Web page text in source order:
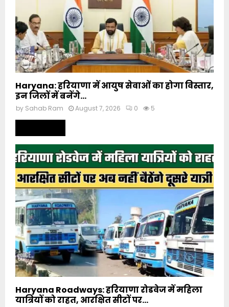
Haryana: हरियाणा में आयुष सेवाओं का होगा विस्तार,
इन जिलों में बनेंगे...
by Sahab Ram August 7, 2026 0 5
Haryana Roadways: हरियाणा रोडवेज में महिला
यात्रियों को राहत, आरक्षित सीटों पर...